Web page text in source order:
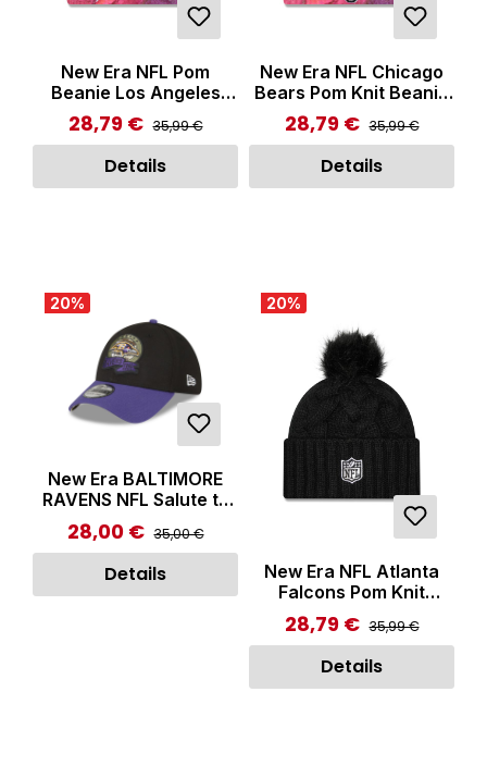
New Era NFL Pom
Beanie Los Angeles
Chargers Beanie
Mulitcolor
Verkaufspreis:
28,79 € Regulärer Preis:
35,99 €
Details
New Era NFL Chicago
Bears Pom Knit Beanie
Multicolor
Verkaufspreis:
28,79 € Regulärer Preis:
35,99 €
Details
20%
New Era BALTIMORE
RAVENS NFL Salute to
Service 39THIRTY
Stretch Fit Cap Black/
Purple
Verkaufspreis:
28,00 € Regulärer Preis:
35,00 €
Details
20%
New Era NFL Atlanta
Falcons Pom Knit
Beanie Black
Verkaufspreis:
28,79 € Regulärer Preis:
35,99 €
Details